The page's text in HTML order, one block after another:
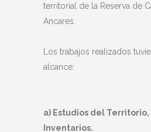
territorial de la Reserva de
Ancares.
Los trabajos realizados
alcance:
a) Estudios del
Inventarios.